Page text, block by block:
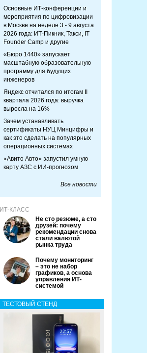
Основные ИТ-конференции и
мероприятия по цифровизации
в Москве на неделе 3 - 9 августа
2026 года: ИТ-Пикник, Такси, IT
Founder Camp и другие
«Бюро 1440» запускает
масштабную образовательную
программу для будущих
инженеров
Яндекс отчитался по итогам II
квартала 2026 года: выручка
выросла на 16%
Зачем устанавливать
сертификаты НУЦ Минцифры и
как это сделать на популярных
операционных системах
«Авито Авто» запустил умную
карту АЗС с ИИ-прогнозом
Все новости
ИТ-КЛАСС
Не сто резюме, а сто
друзей: почему
рекомендации снова
стали валютой
рынка труда
Почему мониторинг
– это не набор
графиков, а основа
управления ИТ-
системой
ТЕСТОВЫЙ СТЕНД